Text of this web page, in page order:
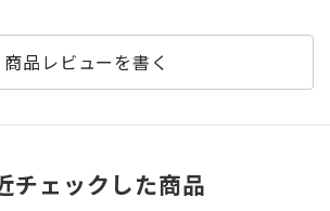
商品レビューを書く
チェックした商品